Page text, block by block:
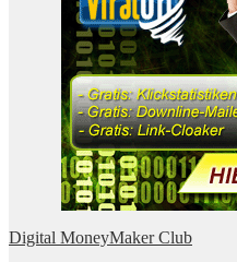
Digital MoneyMaker Club